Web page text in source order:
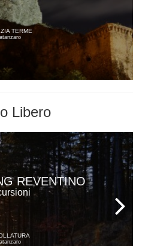
TERME
Libero
REVENTINO